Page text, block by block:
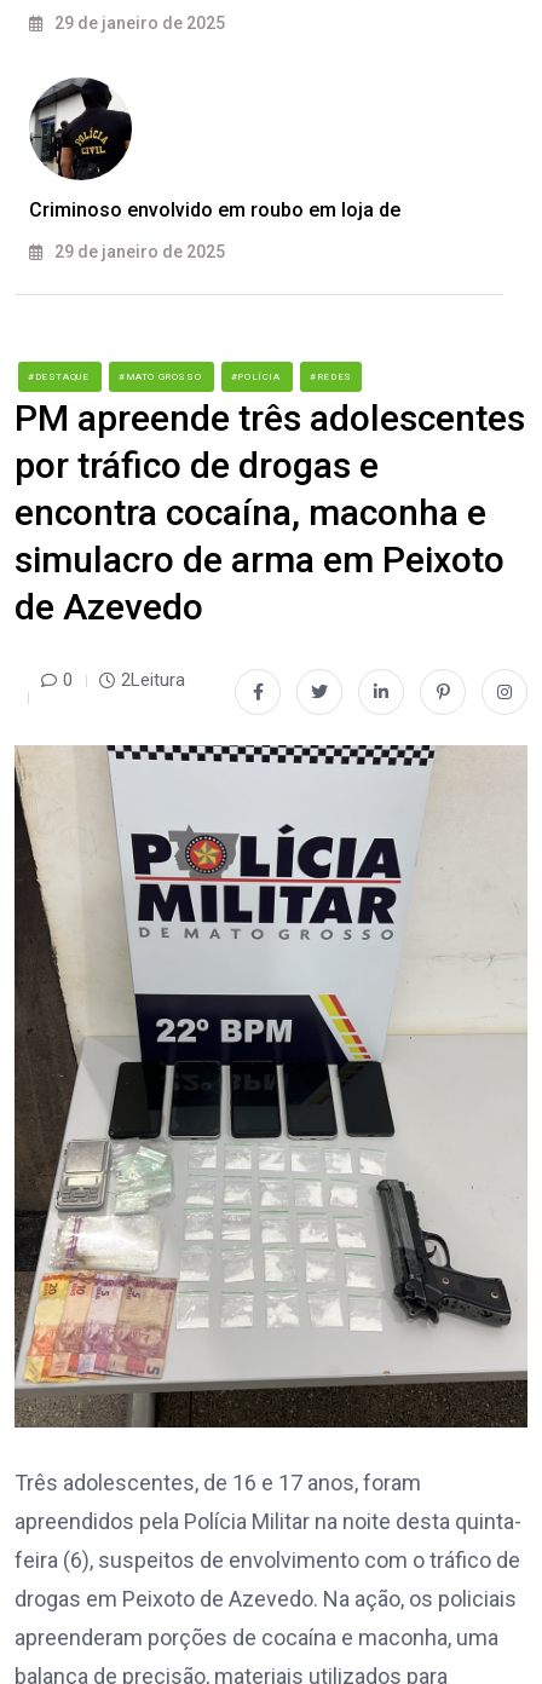
29 de janeiro de 2025
Criminoso envolvido em roubo em loja de
29 de janeiro de 2025
#DESTAQUE #MATO GROSSO #POLÍCIA #REDES
PM apreende três adolescentes
por tráfico de drogas e
encontra cocaína, maconha e
simulacro de arma em Peixoto
de Azevedo
0 2Leitura
Três adolescentes, de 16 e 17 anos, foram
apreendidos pela Polícia Militar na noite desta quinta-
feira (6), suspeitos de envolvimento com o tráfico de
drogas em Peixoto de Azevedo. Na ação, os policiais
apreenderam porções de cocaína e maconha, uma
balança de precisão, materiais utilizados para